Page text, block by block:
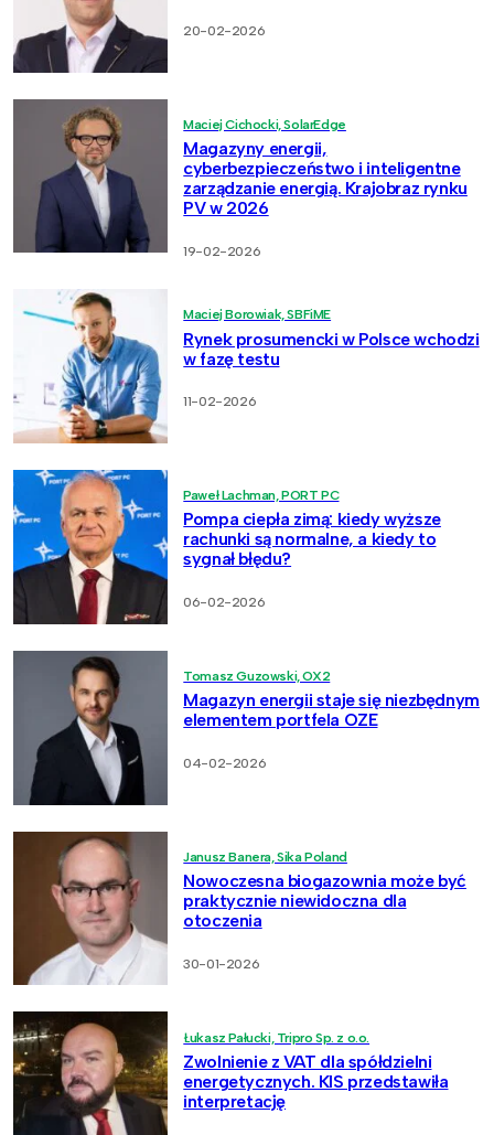
20-02-2026
Maciej Cichocki, SolarEdge
Magazyny energii,
cyberbezpieczeństwo i inteligentne
zarządzanie energią. Krajobraz rynku
PV w 2026
19-02-2026
Maciej Borowiak, SBFiME
Rynek prosumencki w Polsce wchodzi
w fazę testu
11-02-2026
Paweł Lachman, PORT PC
Pompa ciepła zimą: kiedy wyższe
rachunki są normalne, a kiedy to
sygnał błędu?
06-02-2026
Tomasz Guzowski, OX2
Magazyn energii staje się niezbędnym
elementem portfela OZE
04-02-2026
Janusz Banera, Sika Poland
Nowoczesna biogazownia może być
praktycznie niewidoczna dla
otoczenia
30-01-2026
Łukasz Pałucki, Tripro Sp. z o.o.
Zwolnienie z VAT dla spółdzielni
energetycznych. KIS przedstawiła
interpretację